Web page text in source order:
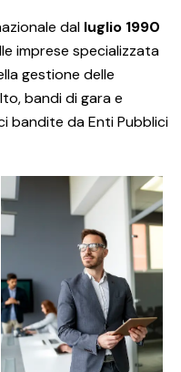
dal luglio 1990
imprese specializzata
gestione delle
bandi di gara e
bandite da Enti Pubblici